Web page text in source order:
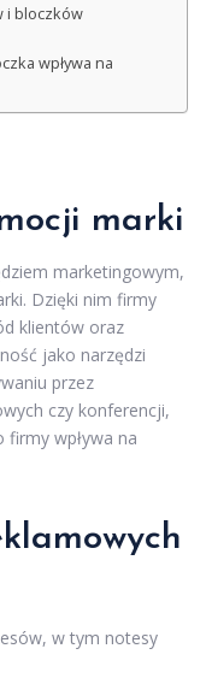
i bloczków
wpływa na
marki
marketingowym,
Dzięki nim firmy
klientów oraz
jako narzędzi
przez
czy konferencji,
wpływa na
w tym notesy